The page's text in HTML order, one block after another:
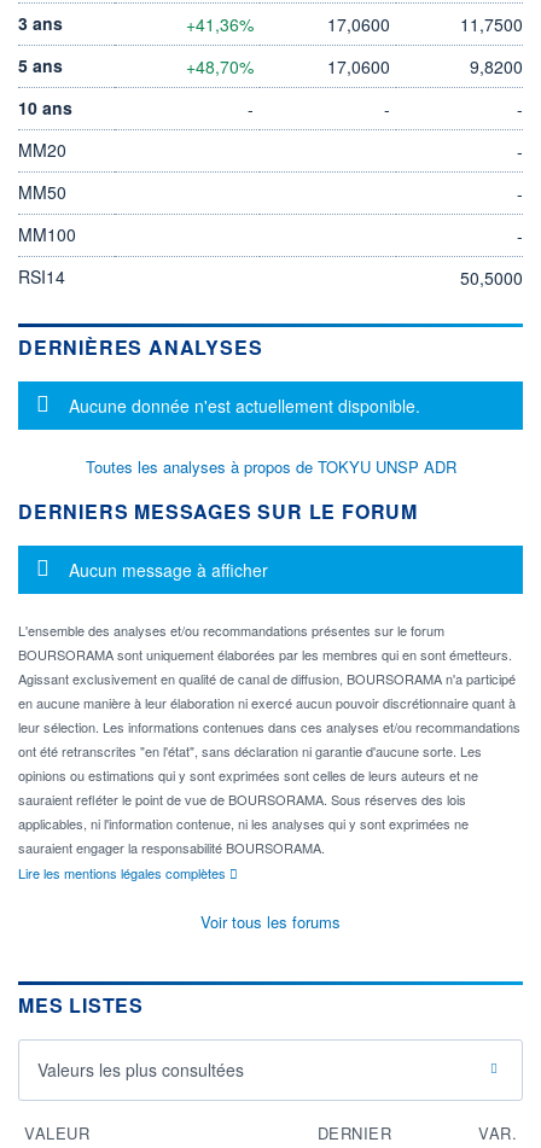
3 ans
+41,36% 17,0600
11,7500
5 ans
+48,70% 17,0600
9,8200
10 ans
- -
-
MM20
-
MM50
-
MM100
-
RSI14
50,5000
DERNIÈRES ANALYSES
Message d'information
Aucune donnée n'est actuellement disponible.
Toutes les analyses à propos de TOKYU UNSP ADR
DERNIERS MESSAGES SUR LE FORUM
Message d'information
Aucun message à afficher
L'ensemble des analyses et/ou recommandations présentes sur le forum
BOURSORAMA sont uniquement élaborées par les membres qui en sont émetteurs.
Agissant exclusivement en qualité de canal de diffusion, BOURSORAMA n'a participé
en aucune manière à leur élaboration ni exercé aucun pouvoir discrétionnaire quant à
leur sélection. Les informations contenues dans ces analyses et/ou recommandations
ont été retranscrites "en l'état", sans déclaration ni garantie d'aucune sorte. Les
opinions ou estimations qui y sont exprimées sont celles de leurs auteurs et ne
sauraient refléter le point de vue de BOURSORAMA. Sous réserves des lois
applicables, ni l'information contenue, ni les analyses qui y sont exprimées ne
sauraient engager la responsabilité BOURSORAMA.
Lire les mentions légales complètes
Voir tous les forums
MES LISTES
Valeurs les plus consultées
VALEUR DERNIER VAR.